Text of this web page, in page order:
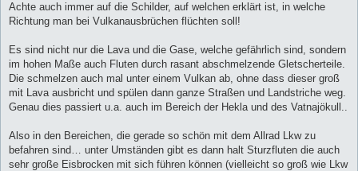
Achte auch immer auf die Schilder, auf welchen erklärt ist, in welche
Richtung man bei Vulkanausbrüchen flüchten soll!
Es sind nicht nur die Lava und die Gase, welche gefährlich sind, sondern
im hohen Maße auch Fluten durch rasant abschmelzende Gletscherteile.
Die schmelzen auch mal unter einem Vulkan ab, ohne dass dieser groß
mit Lava ausbricht und spülen dann ganze Straßen und Landstriche weg.
Genau dies passiert u.a. auch im Bereich der Hekla und des Vatnajökull..
Also in den Bereichen, die gerade so schön mit dem Allrad Lkw zu
befahren sind… unter Umständen gibt es dann halt Sturzfluten die auch
sehr große Eisbrocken mit sich führen können (vielleicht so groß wie Lkw